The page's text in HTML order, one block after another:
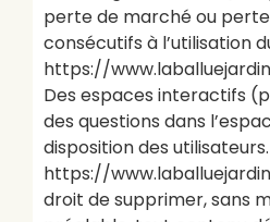
perte de marché ou
consécutifs à l’utilisation
https://
Des espaces interactifs
des questions dans
disposition des utilisateurs.
https://
droit de supprimer, sans